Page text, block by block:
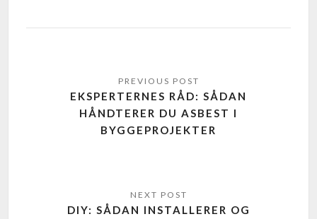
EKSPERTERNES RÅD: SÅDAN
HÅNDTERER DU ASBEST I
BYGGEPROJEKTER
DIY: SÅDAN INSTALLERER OG